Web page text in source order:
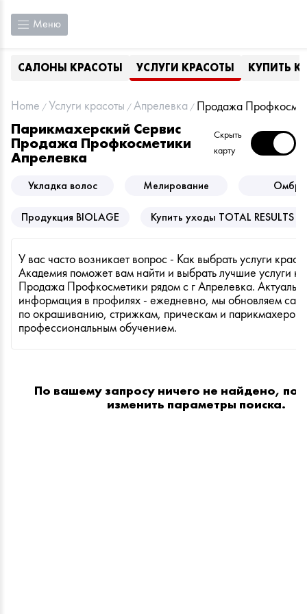
Меню
САЛОНЫ КРАСОТЫ УСЛУГИ КРАСОТЫ КУПИТЬ
Home Услуги красоты Апрелевка Продажа
Парикмахерский Сервис
Продажа Профкосметики
Апрелевка
Скрыть
карту
Укладка волос Мелирование Омбре
Продукция BIOLAGE Купить уходы TOTAL RESULTS
У вас часто возникает вопрос - Как выбрать услуги
Академия поможет вам найти и выбрать лучшие услуги
Продажа Профкосметики рядом с г Апрелевка.
информация в профилях - ежедневно, мы обновляем
по окрашиванию, стрижкам, прическам и парикмахеров
профессиональным обучением.
По вашему запросу ничего не найдено,
изменить параметры поиска.